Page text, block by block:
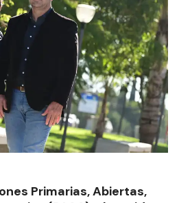
Primarias, Abiertas,